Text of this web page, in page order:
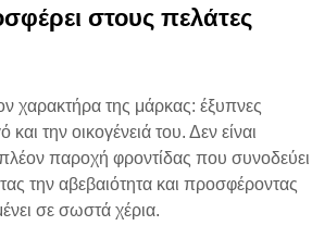
στους πελάτες
χαρακτήρα της μάρκας: έξυπνες
την οικογένειά του. Δεν είναι
παροχή φροντίδας που συνοδεύει
την αβεβαιότητα και προσφέροντας
σε σωστά χέρια.